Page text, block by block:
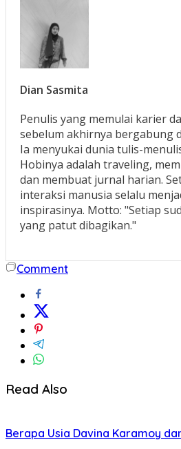
Dian Sasmita
Penulis yang memulai karier
sebelum akhirnya bergabung
Ia menyukai dunia tulis-
Hobinya adalah traveling,
dan membuat jurnal harian.
interaksi manusia selalu
inspirasinya. Motto: "Setiap
yang patut dibagikan."
Comment
Read Also
Berapa Usia Davina Karamoy